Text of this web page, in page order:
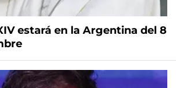
estará en la Argentina del 8